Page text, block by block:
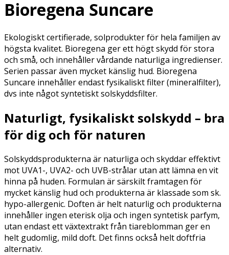
Bioregena Suncare
Ekologiskt certifierade, solprodukter för hela familjen av
högsta kvalitet. Bioregena ger ett högt skydd för stora
och små, och innehåller vårdande naturliga ingredienser.
Serien passar även mycket känslig hud. Bioregena
Suncare innehåller endast fysikaliskt filter (mineralfilter),
dvs inte något syntetiskt solskyddsfilter.
Naturligt, fysikaliskt solskydd – bra
för dig och för naturen
Solskyddsprodukterna är naturliga och skyddar effektivt
mot UVA1-, UVA2- och UVB-strålar utan att lämna en vit
hinna på huden. Formulan är särskilt framtagen för
mycket känslig hud och produkterna är klassade som sk.
hypo-allergenic. Doften är helt naturlig och produkterna
innehåller ingen eterisk olja och ingen syntetisk parfym,
utan endast ett växtextrakt från tiareblomman ger en
helt gudomlig, mild doft. Det finns också helt doftfria
alternativ.